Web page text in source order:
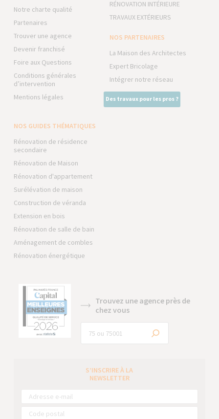
Notre charte qualité
Partenaires
Trouver une agence
Devenir franchisé
Foire aux Questions
Conditions générales
d’intervention
Mentions légales
RÉNOVATION INTÉRIEURE
TRAVAUX EXTÉRIEURS
NOS PARTENAIRES
La Maison des Architectes
Expert Bricolage
Intégrer notre réseau
Des travaux pour les pros ?
NOS GUIDES THÉMATIQUES
Rénovation de résidence
secondaire
Rénovation de Maison
Rénovation d'appartement
Surélévation de maison
Construction de véranda
Extension en bois
Rénovation de salle de bain
Aménagement de combles
Rénovation énergétique
Trouvez une agence près de
chez vous
S’INSCRIRE À LA
NEWSLETTER